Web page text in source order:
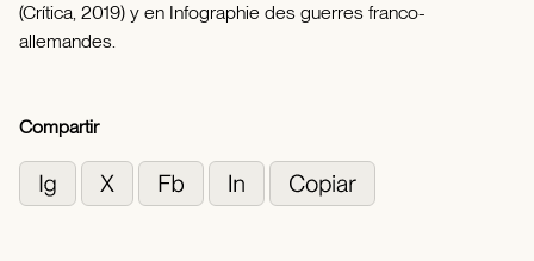
(Crítica, 2019) y en Infographie des guerres franco-
allemandes.
Compartir